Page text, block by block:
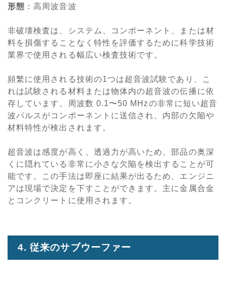
形態 ：高周波音波
非破壊検査は、システム、コンポーネント、または材
料を損傷することなく特性を評価するために科学技術
業界で使用される幅広い検査技術です。
頻繁に使用される技術の1つは超音波試験であり、こ
れは試験される材料または物体内の超音波の伝播に依
存しています。周波数 0.1〜50 MHzの非常に短い超音
波パルスがコンポーネントに送信され、内部の欠陥や
材料特性が検出されます。
超音波は感度が高く、透過力が高いため、部品の奥深
くに隠れている非常に小さな欠陥を検出することが可
能です。この手法は即座に結果が出るため、エンジニ
アは現場で決定を下すことができます。主に金属合金
とコンクリートに使用されます。
4. 従来のサブウーファー